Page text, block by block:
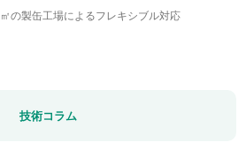
の製缶工場によるフレキシブル対応
技術コラム